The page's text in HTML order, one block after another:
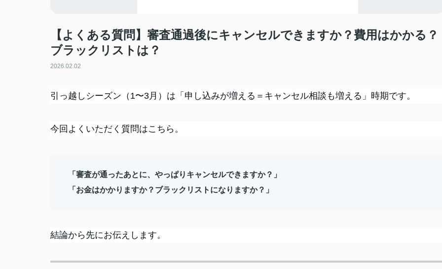
【よくある質問】審査通過後にキャンセルできますか？費用はかかる？
ブラックリストは？
2026.02.02
引っ越しシーズン（1〜3月）は「申し込みが増える＝キャンセル相談も増える」時期です。
今回よくいただく質問はこちら。
「審査が通ったあとに、やっぱりキャンセルできますか？」
「お金はかかりますか？ブラックリストになりますか？」
結論から先にお伝えします。